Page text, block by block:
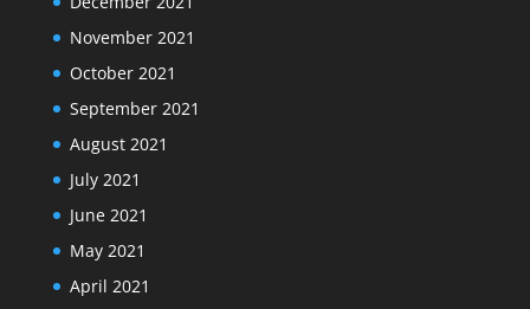
November 2021
October 2021
September 2021
August 2021
July 2021
June 2021
May 2021
April 2021